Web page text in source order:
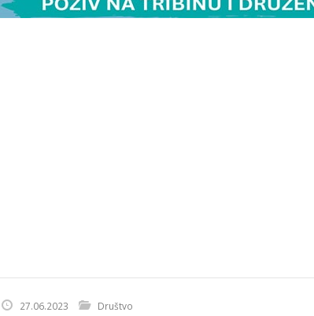
27.06.2023 Društvo